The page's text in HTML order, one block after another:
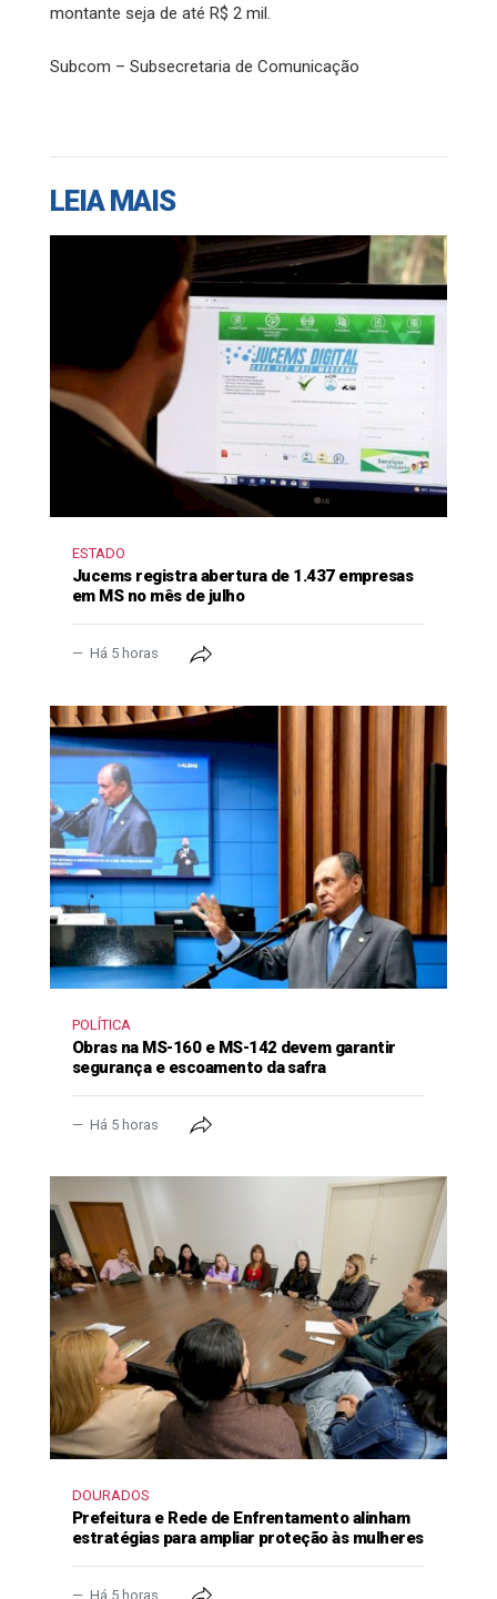
montante seja de até R$ 2 mil.
Subcom – Subsecretaria de Comunicação
LEIA MAIS
ESTADO
Jucems registra abertura de 1.437 empresas
em MS no mês de julho
Há 5 horas
POLÍTICA
Obras na MS-160 e MS-142 devem garantir
segurança e escoamento da safra
Há 5 horas
DOURADOS
Prefeitura e Rede de Enfrentamento alinham
estratégias para ampliar proteção às mulheres
Há 5 horas